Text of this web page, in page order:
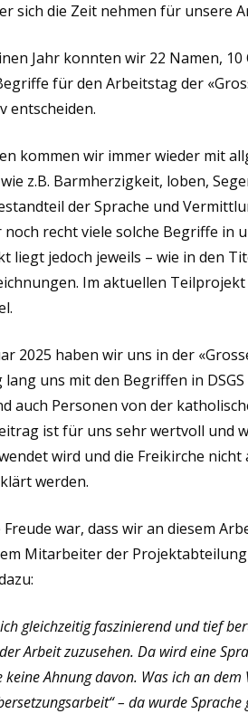
sich die Zeit nehmen für unsere
Jahr konnten wir 22 Namen,
für den Arbeitstag der
entscheiden.
kommen wir immer wieder mit
z.B. Barmherzigkeit, loben,
der Sprache und
noch recht viele solche Begriffe in
liegt jedoch jeweils – wie in den
Im aktuellen
2025 haben wir uns in der
lang uns mit den Begriffen in
auch Personen von der
ist für uns sehr wertvoll und
wird und die Freikirche
werden.
Freude war, dass wir an diesem
Mitarbeiter der
gleichzeitig faszinierend und tief
Arbeit zuzusehen. Da wird eine
keine Ahnung davon. Was ich an
– da wurde